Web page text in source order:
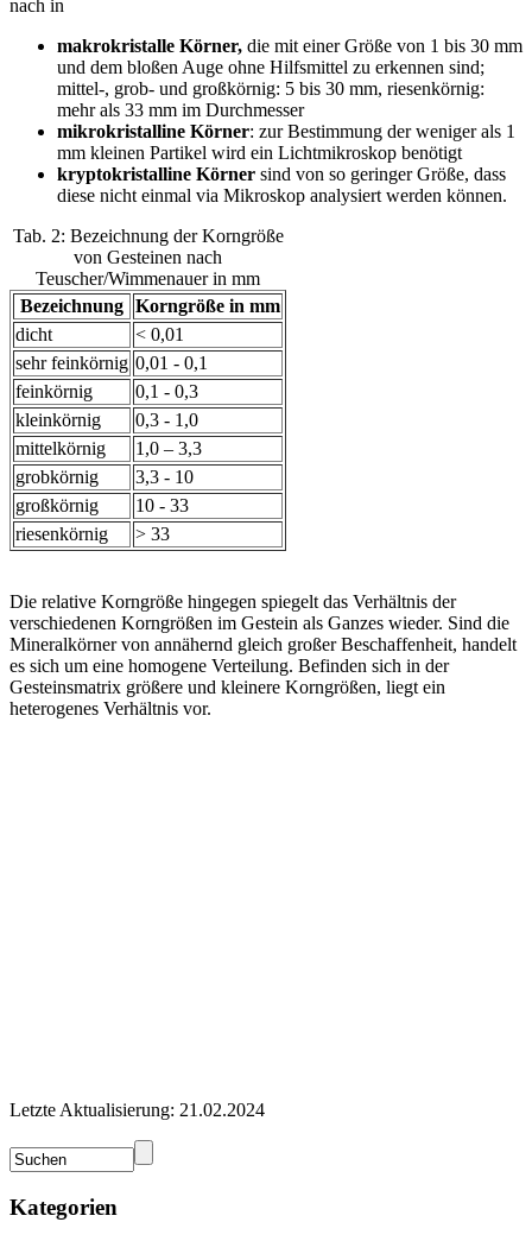
nach in
makrokristalle Körner, die mit einer Größe von 1 bis 30 mm
und dem bloßen Auge ohne Hilfsmittel zu erkennen sind;
mittel-, grob- und großkörnig: 5 bis 30 mm, riesenkörnig:
mehr als 33 mm im Durchmesser
mikrokristalline Körner: zur Bestimmung der weniger als 1
mm kleinen Partikel wird ein Lichtmikroskop benötigt
kryptokristalline Körner sind von so geringer Größe, dass
diese nicht einmal via Mikroskop analysiert werden können.
Tab. 2: Bezeichnung der Korngröße
von Gesteinen nach
Teuscher/Wimmenauer in mm
Bezeichnung Korngröße in mm
dicht
< 0,01
sehr feinkörnig 0,01 - 0,1
feinkörnig
0,1 - 0,3
kleinkörnig
0,3 - 1,0
mittelkörnig
1,0 – 3,3
grobkörnig
3,3 - 10
großkörnig
10 - 33
riesenkörnig
> 33
Die relative Korngröße hingegen spiegelt das Verhältnis der
verschiedenen Korngrößen im Gestein als Ganzes wieder. Sind die
Mineralkörner von annähernd gleich großer Beschaffenheit, handelt
es sich um eine homogene Verteilung. Befinden sich in der
Gesteinsmatrix größere und kleinere Korngrößen, liegt ein
heterogenes Verhältnis vor.
Letzte Aktualisierung: 21.02.2024
Kategorien